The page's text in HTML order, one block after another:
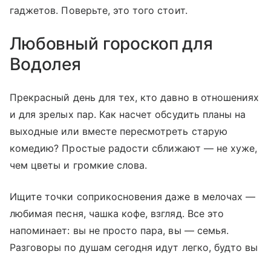
гаджетов. Поверьте, это того стоит.
Любовный гороскоп для
Водолея
Прекрасный день для тех, кто давно в отношениях
и для зрелых пар. Как насчет обсудить планы на
выходные или вместе пересмотреть старую
комедию? Простые радости сближают — не хуже,
чем цветы и громкие слова.
Ищите точки соприкосновения даже в мелочах —
любимая песня, чашка кофе, взгляд. Все это
напоминает: вы не просто пара, вы — семья.
Разговоры по душам сегодня идут легко, будто вы